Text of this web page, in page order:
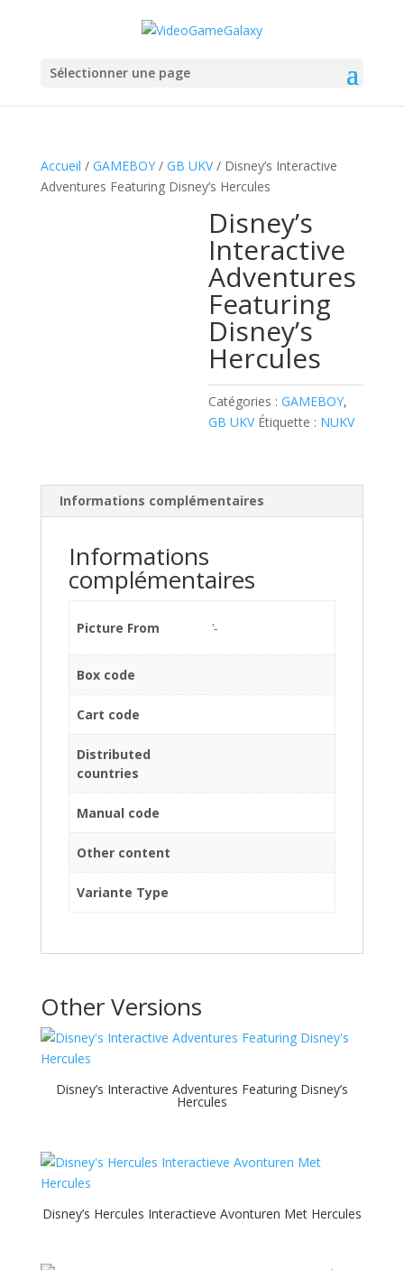
Sélectionner une page
Accueil / GAMEBOY/ GB UKV/ Disney’s Interactive
Adventures Featuring Disney’s Hercules
Disney’s
Interactive
Adventures
Featuring
Disney’s
Hercules
Catégories :GAMEBOY,
GB UKV Étiquette : NUKV
Informations complémentaires
Informations
complémentaires
Picture From '-
Box code
Cart code
Distributed
countries
Manual code
Other content
Variante Type
Other Versions
Disney’s Interactive Adventures Featuring Disney’s
Hercules
Disney’s Hercules Interactieve Avonturen Met Hercules